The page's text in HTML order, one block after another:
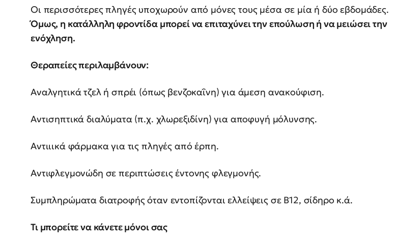
Οι περισσότερες πληγές υποχωρούν από μόνες τους μέσα σε μία ή δύο εβδομάδες.
Όμως, η κατάλληλη φροντίδα μπορεί να επιταχύνει την επούλωση ή να μειώσει την
ενόχληση.
Θεραπείες περιλαμβάνουν:
Αναλγητικά τζελ ή σπρέι (όπως βενζοκαΐνη) για άμεση ανακούφιση.
Αντισηπτικά διαλύματα (π.χ. χλωρεξιδίνη) για αποφυγή μόλυνσης.
Αντιιικά φάρμακα για τις πληγές από έρπη.
Αντιφλεγμονώδη σε περιπτώσεις έντονης φλεγμονής.
Συμπληρώματα διατροφής όταν εντοπίζονται ελλείψεις σε Β12, σίδηρο κ.ά.
Τι μπορείτε να κάνετε μόνοι σας